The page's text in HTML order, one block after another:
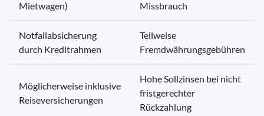
Mietwagen) Missbrauch
Notfallabsicherung
durch Kreditrahmen
Teilweise
Fremdwährungsgebühren
Möglicherweise inklusive
Reiseversicherungen
Hohe Sollzinsen bei nicht
fristgerechter
Rückzahlung